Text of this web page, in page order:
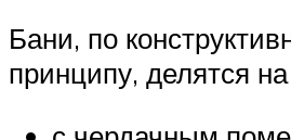
Бани, по
принципу, делятся